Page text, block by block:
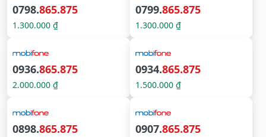
0798.865.875
1.300.000 ₫
0799.865.875
1.300.000 ₫
0936.865.875
2.000.000 ₫
0934.865.875
1.500.000 ₫
0898.865.875 0907.865.875